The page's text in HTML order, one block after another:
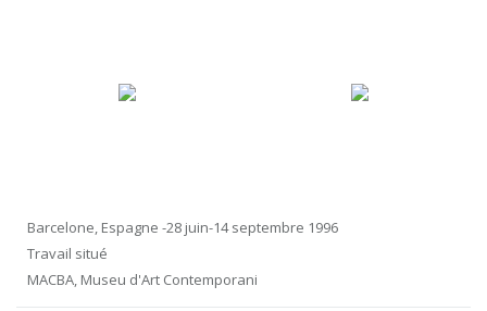
Barcelone, Espagne -28 juin-14 septembre 1996
Travail situé
MACBA, Museu d'Art Contemporani